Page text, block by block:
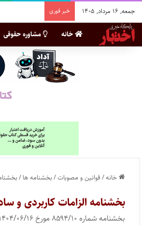
جمعه, ۱۶ مرداد, ۱۴۰۵ خبر فوری
خانه مشاوره حقوقی
خانه/قوانین و مصوبات/بخشنامه ها/
بخشنامه الزامات کاربردی و
بخشنامه شماره ۸۵۹۴/۱۰ مورخ ۱۴۰۴/۰۶/۱۶ دادگستری کل استان تهران